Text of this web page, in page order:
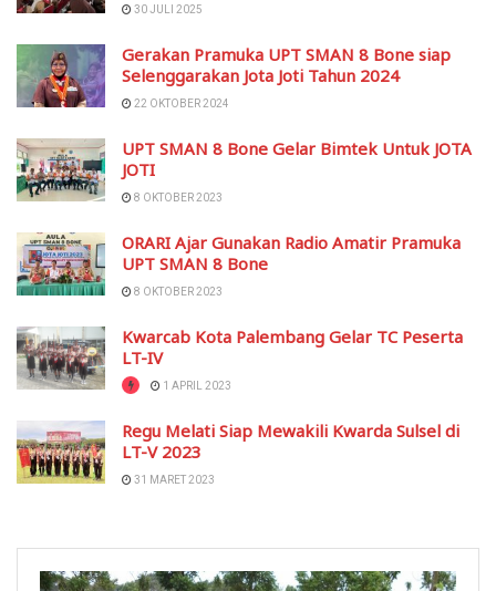
30 JULI 2025
Gerakan Pramuka UPT SMAN 8 Bone siap
Selenggarakan Jota Joti Tahun 2024
22 OKTOBER 2024
UPT SMAN 8 Bone Gelar Bimtek Untuk JOTA
JOTI
8 OKTOBER 2023
ORARI Ajar Gunakan Radio Amatir Pramuka
UPT SMAN 8 Bone
8 OKTOBER 2023
Kwarcab Kota Palembang Gelar TC Peserta
LT-IV
1 APRIL 2023
Regu Melati Siap Mewakili Kwarda Sulsel di
LT-V 2023
31 MARET 2023